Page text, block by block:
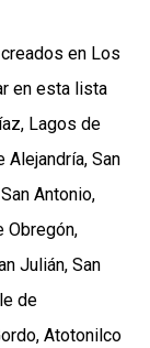
en Los
en esta lista
Lagos de
Alejandría, San
Antonio,
Obregón,
Julián, San
de
Atotonilco